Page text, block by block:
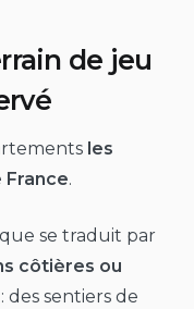
de jeu
les
.
se traduit par
côtières ou
: des sentiers de